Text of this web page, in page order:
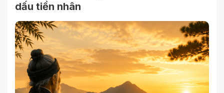
dấu tiền nhân